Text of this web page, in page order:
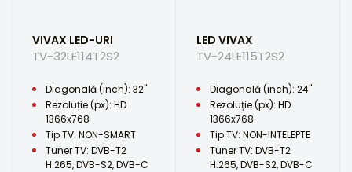
VIVAX LED-URI
TV-32LE114T2S2
Diagonală (inch): 32"
Rezoluție (px): HD
1366x768
Tip TV: NON-SMART
Tuner TV: DVB-T2
H.265, DVB-S2, DVB-C
LED VIVAX
TV-24LE115T2S2
Diagonală (inch): 24"
Rezoluție (px): HD
1366x768
Tip TV: NON-INTELEPTE
Tuner TV: DVB-T2
H.265, DVB-S2, DVB-C